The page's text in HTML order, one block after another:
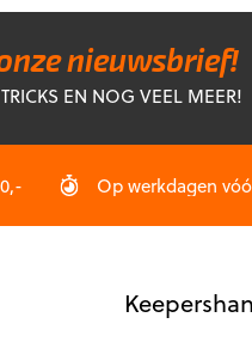
Deze
optie
kan
op
nieuwsbrief!
EN NOG VEEL MEER!
Op werkdagen